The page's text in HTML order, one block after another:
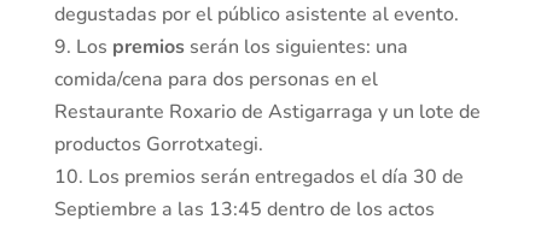
degustadas por el público asistente al evento.
9. Los premios serán los siguientes: una
comida/cena para dos personas en el
Restaurante Roxario de Astigarraga y un lote de
productos Gorrotxategi.
10. Los premios serán entregados el día 30 de
Septiembre a las 13:45 dentro de los actos